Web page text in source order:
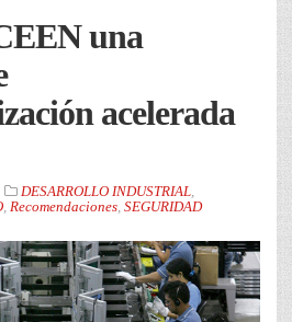
una
acelerada
DESARROLLO INDUSTRIAL
Recomendaciones SEGURIDAD